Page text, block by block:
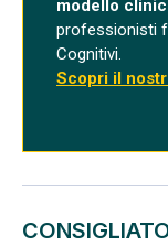
modello
professionisti
Cognitivi.
Scopri il